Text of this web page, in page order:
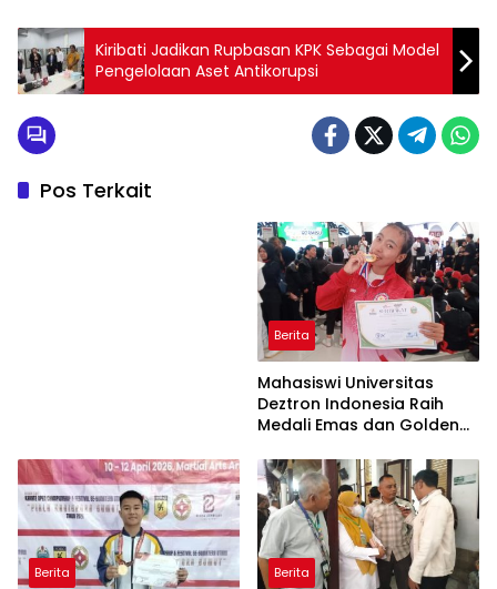
Kiribati Jadikan Rupbasan KPK Sebagai Model
Pengelolaan Aset Antikorupsi
Pos Terkait
Berita
Mahasiswi Universitas
Deztron Indonesia Raih
Medali Emas dan Golden
Berita Berita